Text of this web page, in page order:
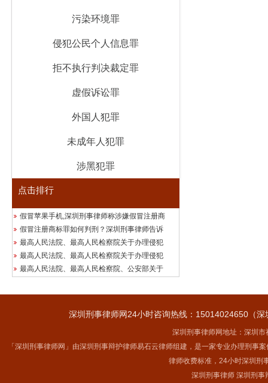
污染环境罪
侵犯公民个人信息罪
拒不执行判决裁定罪
虚假诉讼罪
外国人犯罪
未成年人犯罪
涉黑犯罪
点击排行
假冒苹果手机,深圳刑事律师称涉嫌假冒注册商
假冒注册商标罪如何判刑？深圳刑事律师告诉
最高人民法院、最高人民检察院关于办理侵犯
最高人民法院、最高人民检察院关于办理侵犯
最高人民法院、最高人民检察院、公安部关于
深圳刑事律师网24小时咨询热线：15014024650（
深圳刑事律师网地址：深圳
「深圳刑事律师网」由深圳刑事辩护律师易石云律师组建，是一家专业办理刑
律师收费标准，24小时深圳刑
深圳刑事律师 深圳刑